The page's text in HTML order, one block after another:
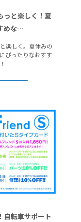
っと楽しく！夏
めな…
楽しく。夏休みの
ぴったりなおすす
自転車サポート